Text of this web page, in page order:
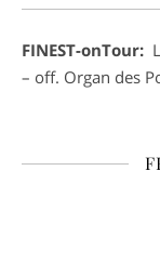
FINEST-onTour:
– off. Organ des